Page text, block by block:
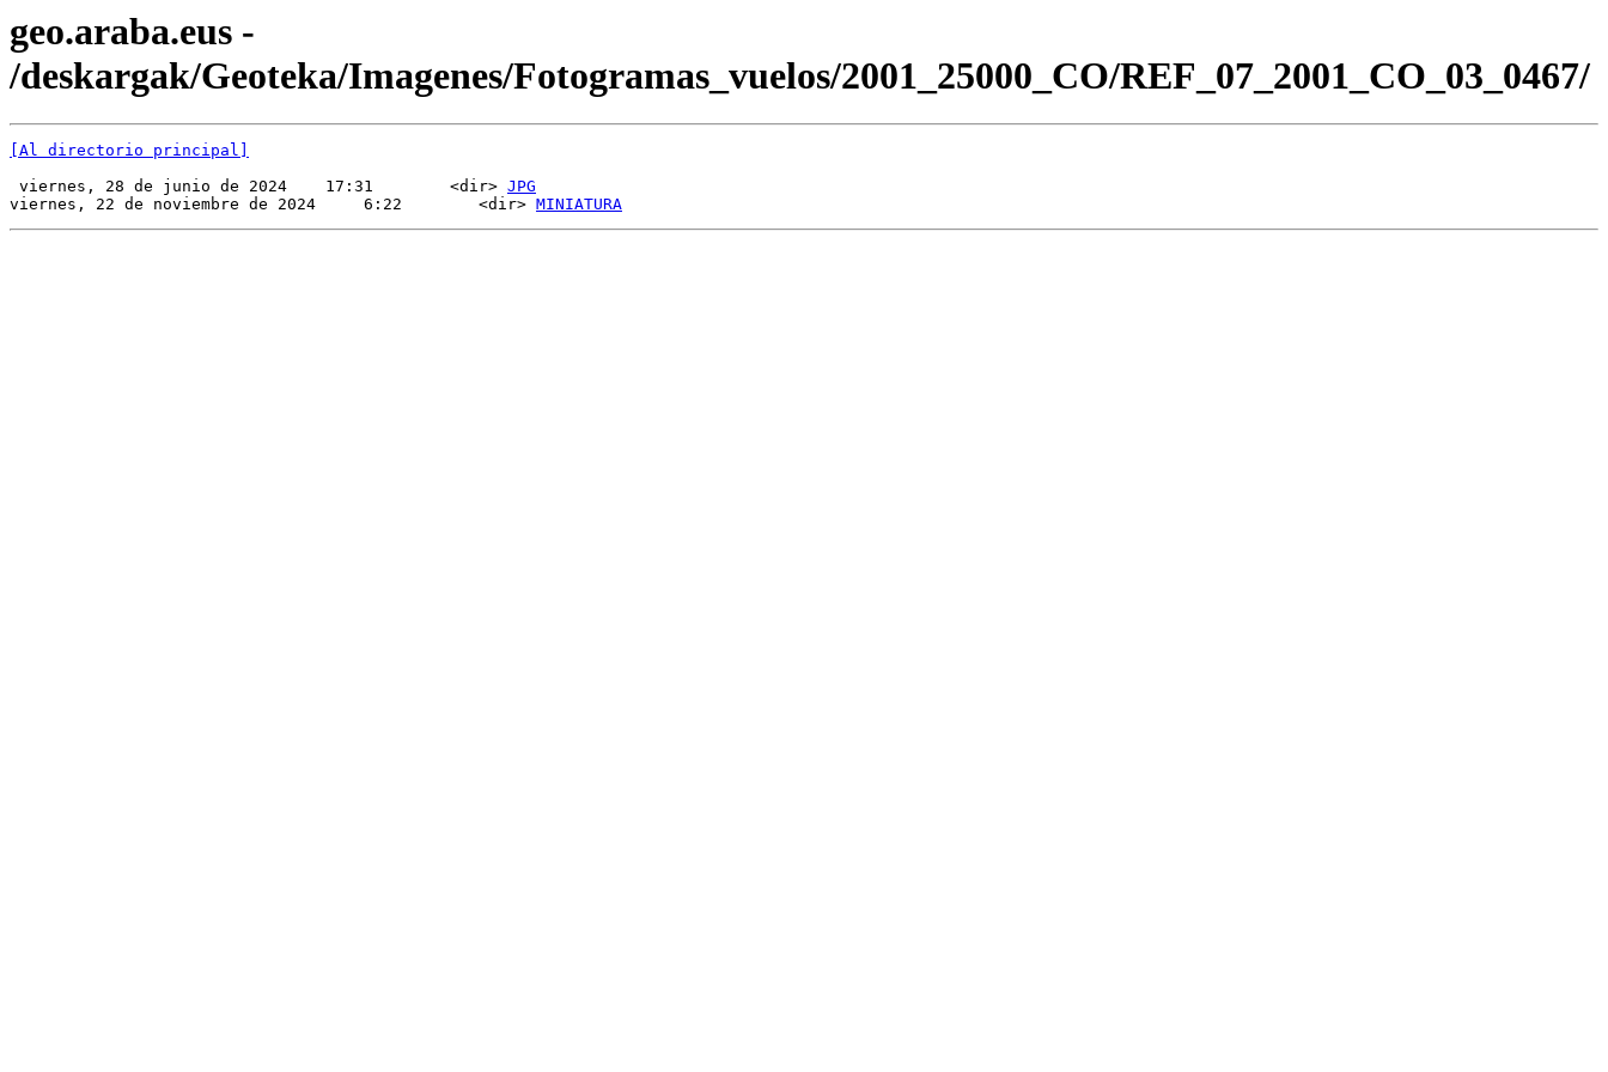
geo.araba.eus -
/deskargak/Geoteka/Imagenes/Fotogramas_vuelos/2001_25000_CO/REF_07_2001_CO_03_0467/
[Al directorio principal]
viernes, 28 de junio de 2024    17:31        <dir> JPG
viernes, 22 de noviembre de 2024     6:22        <dir> MINIATURA